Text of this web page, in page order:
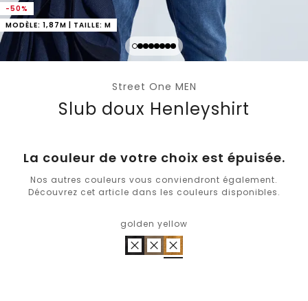
-50%
MODÈLE: 1,87M | TAILLE: M
Street One MEN
Slub doux Henleyshirt
La couleur de votre choix est épuisée.
Nos autres couleurs vous conviendront également.
Découvrez cet article dans les couleurs disponibles.
golden yellow